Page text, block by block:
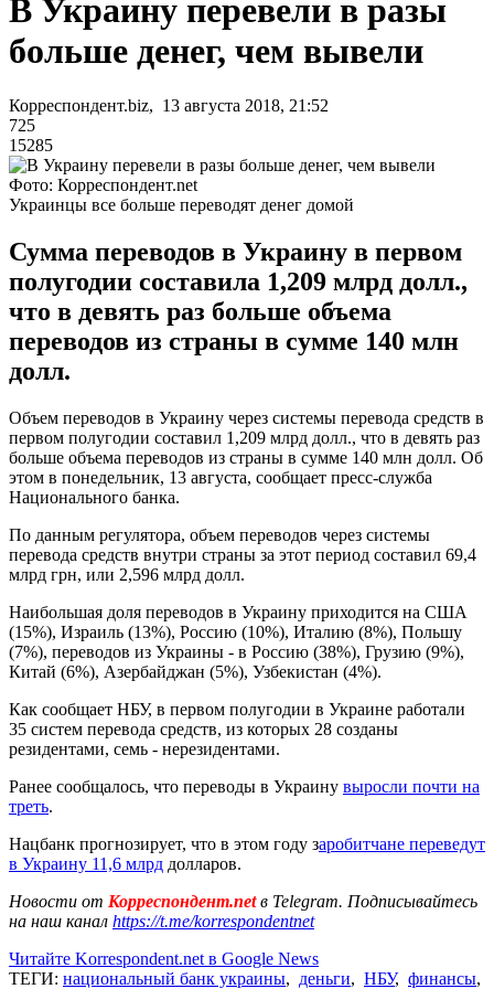
В Украину перевели в разы
больше денег, чем вывели
Корреспондент.biz, 13 августа 2018, 21:52
725
15285
Фото: Корреспондент.net
Украинцы все больше переводят денег домой
Сумма переводов в Украину в первом
полугодии составила 1,209 млрд долл.,
что в девять раз больше объема
переводов из страны в сумме 140 млн
долл.
Объем переводов в Украину через системы перевода средств в
первом полугодии составил 1,209 млрд долл., что в девять раз
больше объема переводов из страны в сумме 140 млн долл. Об
этом в понедельник, 13 августа, сообщает пресс-служба
Национального банка.
По данным регулятора, объем переводов через системы
перевода средств внутри страны за этот период составил 69,4
млрд грн, или 2,596 млрд долл.
Наибольшая доля переводов в Украину приходится на США
(15%), Израиль (13%), Россию (10%), Италию (8%), Польшу
(7%), переводов из Украины - в Россию (38%), Грузию (9%),
Китай (6%), Азербайджан (5%), Узбекистан (4%).
Как сообщает НБУ, в первом полугодии в Украине работали
35 систем перевода средств, из которых 28 созданы
резидентами, семь - нерезидентами.
Ранее сообщалось, что переводы в Украину выросли почти на
треть.
Нацбанк прогнозирует, что в этом году заробитчане переведут
в Украину 11,6 млрд долларов.
Новости от Корреспондент.netв Telegram. Подписывайтесь
на наш канал https://t.me/korrespondentnet
Читайте Korrespondent.net в Google News
ТЕГИ: национальный банк украины, деньги, НБУ, финансы,